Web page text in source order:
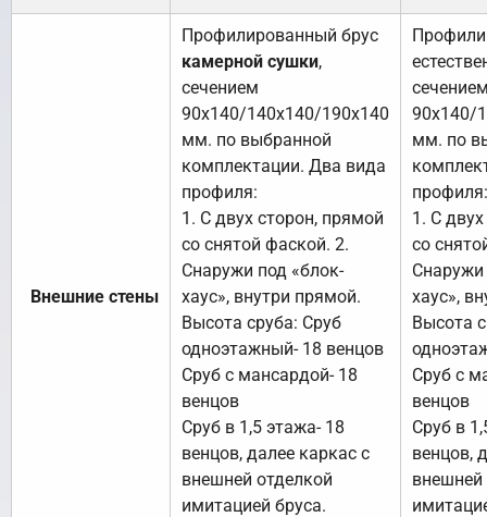
Внешние стены
Профилированный брус
камерной сушки,
сечением
90х140/140х140/190х140
мм. по выбранной
комплектации. Два вида
профиля:
1. С двух сторон, прямой
со снятой фаской. 2.
Снаружи под «блок-
хаус», внутри прямой.
Высота сруба: Сруб
одноэтажный- 18 венцов
Сруб с мансардой- 18
венцов
Сруб в 1,5 этажа- 18
венцов, далее каркас с
внешней отделкой
имитацией бруса.
90х140/
мм. по
1. С
со
Снаружи
хаус»,
Высота
Сруб с
венцов
Сруб в
венцов,
внешней